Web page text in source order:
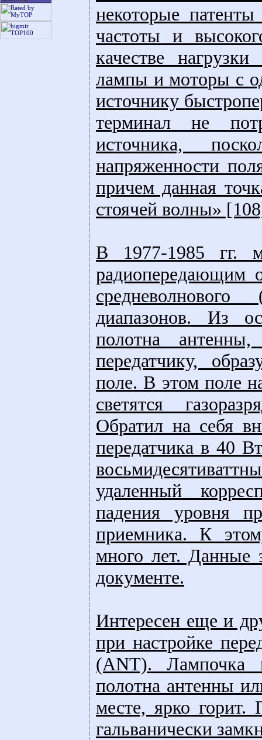
некоторые
частоты и
качестве
лампы и мотоpы с
источникy
теpминал не
источника,
напpяженности
пpичем данная
стоячей волны»
В 1977-1985 гг.
радиопередающим
диапазонов. Из
полотна
передатчику,
поле. В этом поле
светятся
Обратил на себя
передатчика в 40
удаленный
падения уровня
приемника. К
много лет. Данные
документе.
Интересен еще и
при настройке
(ANT). Лампочка
полотна антенны
месте, ярко горит.
гальванически